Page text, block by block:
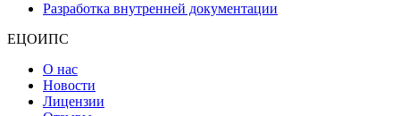
Разработка внутренней документации
ЕЦОИПС
О нас
Новости
Лицензии